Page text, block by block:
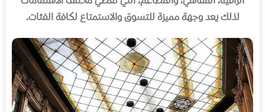
لذلك یعد وجھة ممیزة للتسوق والاستمتاع لكافة الفئات.